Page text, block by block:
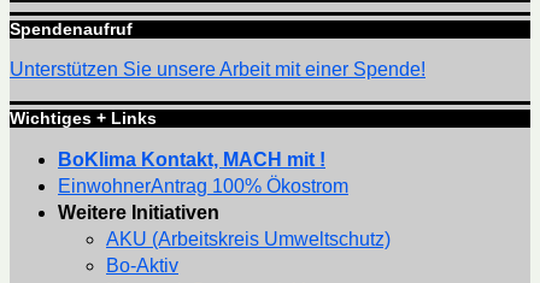
Spendenaufruf
Unterstützen Sie unsere Arbeit mit einer Spende!
Wichtiges + Links
BoKlima Kontakt, MACH mit !
EinwohnerAntrag 100% Ökostrom
Weitere Initiativen
AKU (Arbeitskreis Umweltschutz)
Bo-Aktiv